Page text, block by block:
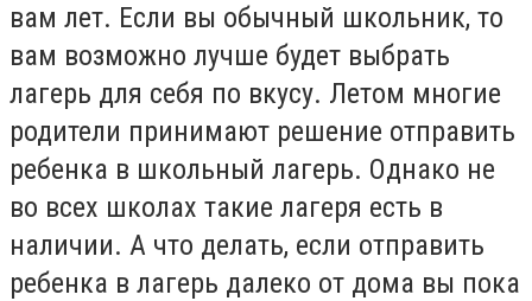
вам лет. Если вы обычный школьник, то
вам возможно лучше будет выбрать
лагерь для себя по вкусу. Летом многие
родители принимают решение отправить
ребенка в школьный лагерь. Однако не
во всех школах такие лагеря есть в
наличии. А что делать, если отправить
ребенка в лагерь далеко от дома вы пока